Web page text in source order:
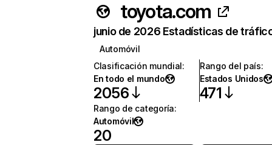
toyota.com
junio de 2026 Estadísticas de
Automóvil
Clasificación mundial:
En todo el mundo
2056
Rango del país:
Estados Unidos
471
Rango de categoría:
Automóvil
20